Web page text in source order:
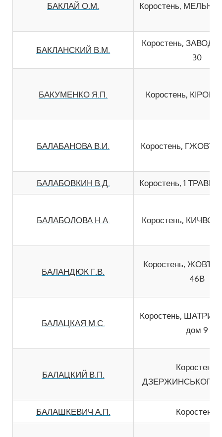
БАКЛАЙ О.М. Коростень,
БАКЛАНСКИЙ В.М.
Коростень,
30
БАКУМЕНКО Я.П. Коростень,
БАЛАБАНОВА В.И. Коростень,
БАЛАБОВКИН В.Д. Коростень, 1
БАЛАБОЛОВА Н.А. Коростень,
БАЛАНДЮК Г.В.
Коростень,
46В
БАЛАЦКАЯ М.С.
Коростень,
дом 9
БАЛАЦКИЙ В.П.
Коростень,
ДЗЕРЖИНСЬКОГО
БАЛАШКЕВИЧ А.П. Коростень,